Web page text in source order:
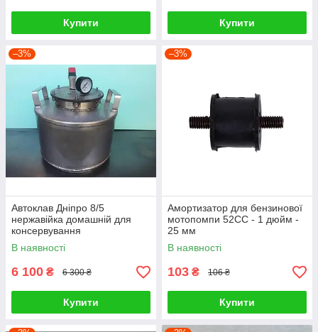
Купити Купити
–3%
Автоклав Дніпро 8/5
нержавійка домашній для
консервування
В наявності
6 100 ₴ 6 300 ₴
Купити
–3%
Амортизатор для бензинової
мотопомпи 52СС - 1 дюйм -
25 мм
В наявності
103 ₴ 106 ₴
Купити